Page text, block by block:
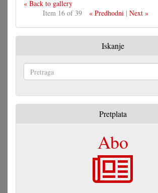
« Back to gallery
Item 16 of 39
« Predhodni| Next »
Iskanje
Pretplata
Abo